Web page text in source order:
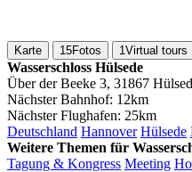
Karte 15Fotos 1Virtual tours
Wasserschloss Hülsede
Über der Beeke 3, 31867
Nächster Bahnhof: 12km
Nächster Flughafen: 25km
Deutschland Hannover Hülsede
Weitere Themen für
Tagung & Kongress Meeting